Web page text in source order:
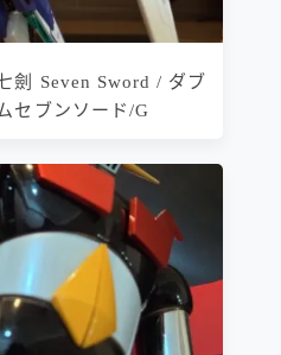
劍 Seven Sword / ダブ
セブンソード/G